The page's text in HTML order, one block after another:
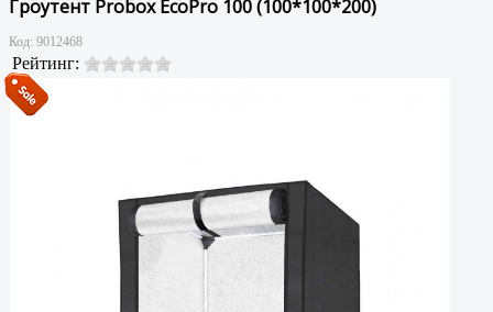
Гроутент Probox EcoPro 100 (100*100*200)
Код: 9012468
Рейтинг: